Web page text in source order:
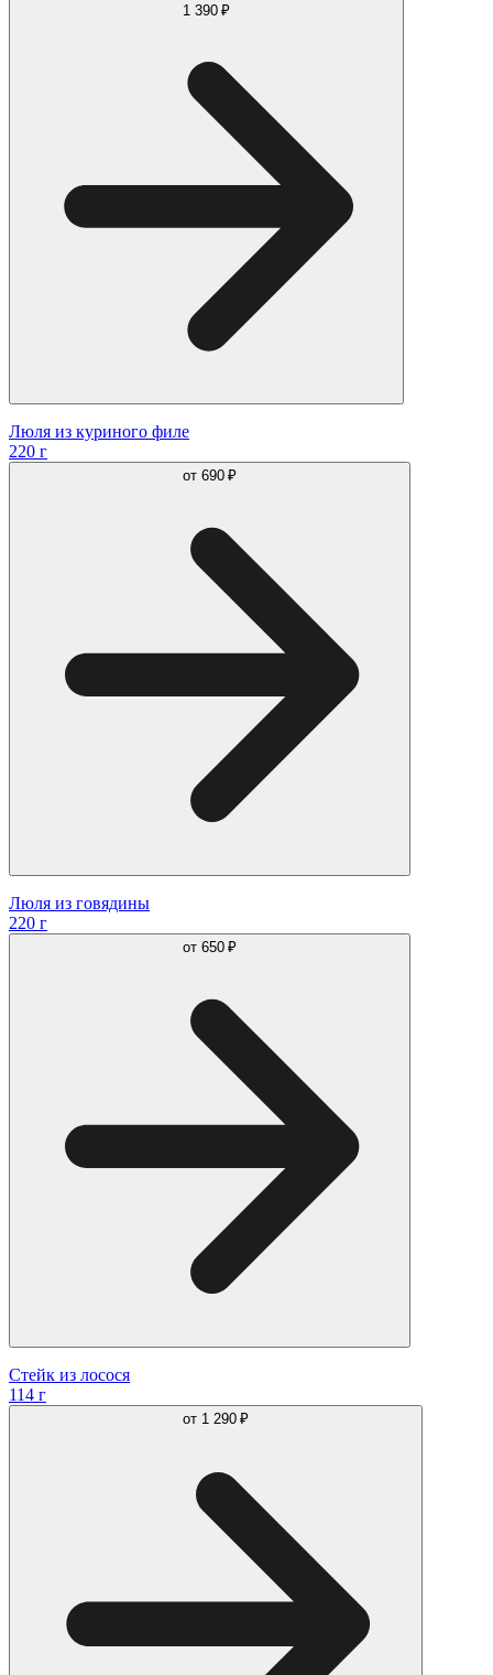
1 390 ₽
Люля из куриного филе
220 г
от 690 ₽
Люля из говядины
220 г
от 650 ₽
Стейк из лосося
114 г
от 1 290 ₽